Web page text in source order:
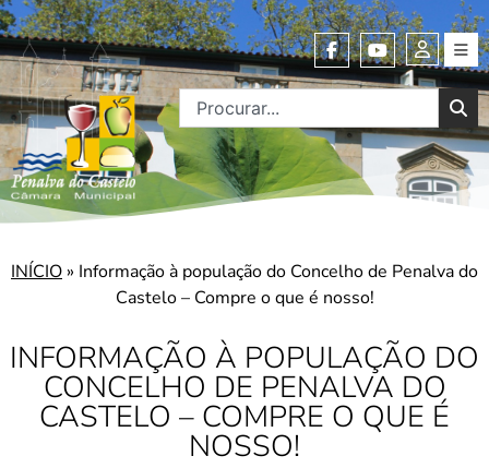
INFORMAÇÃO À POPULAÇÃO DO
CONCELHO DE PENALVA DO
CASTELO – COMPRE O QUE É
NOSSO!
INÍCIO » Informação à população do Concelho de Penalva do
Castelo – Compre o que é nosso!